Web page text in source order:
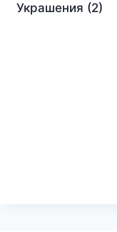
Украшения (2)